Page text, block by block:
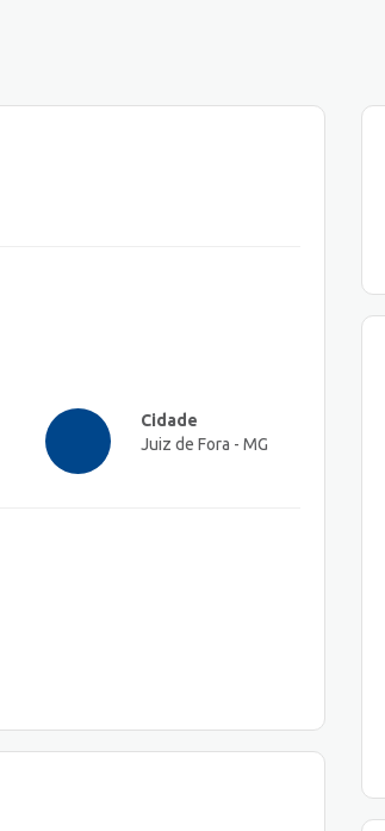
Cidade
Juiz de Fora - MG